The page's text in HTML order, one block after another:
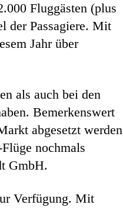
Fluggästen (plus
der Passagiere. Mit
Jahr über
als auch bei den
Bemerkenswert
abgesetzt werden
nochmals
GmbH.
Verfügung. Mit